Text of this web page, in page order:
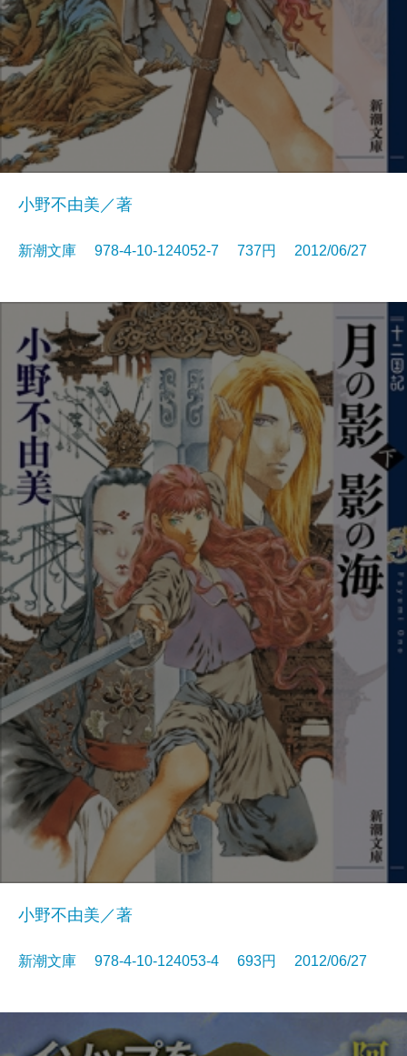
小野不由美／著
新潮文庫 978-4-10-124052-7 737円 2012/06/27
小野不由美／著
新潮文庫 978-4-10-124053-4 693円 2012/06/27